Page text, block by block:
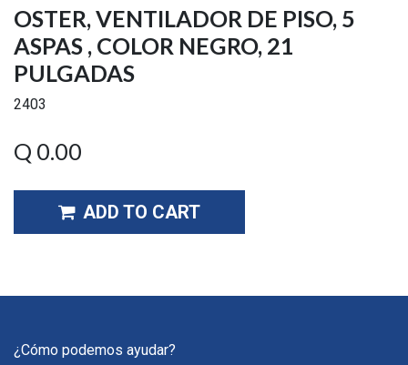
OSTER, VENTILADOR DE PISO, 5
ASPAS , COLOR NEGRO, 21
PULGADAS
2403
Q 0.00
ADD TO CART
¿Cómo podemos ayudar?